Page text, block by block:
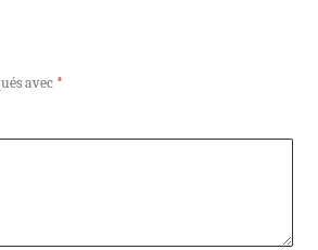
avec *